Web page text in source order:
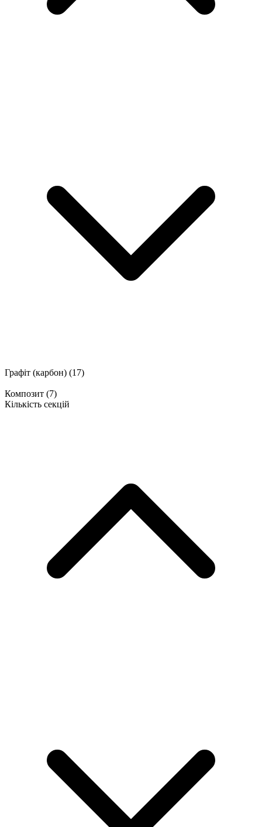
Графіт (карбон) (17)
Композит (7)
Кількість секцій